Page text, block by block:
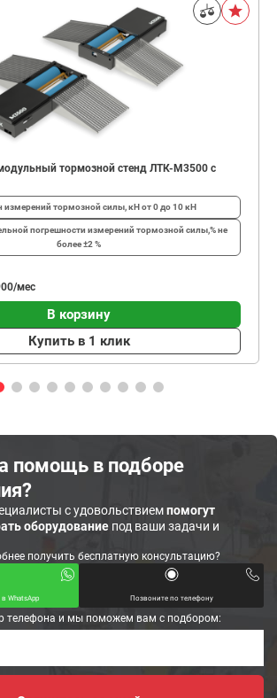
тормозной стенд ЛТК-М3500 с
измерений тормозной силы, кНот 0 до 10 кН
погрешности измерений тормозной силы,%не
более ±2 %
мес
В корзину
Купить в 1 клик
помощь в подборе
с удовольствиемпомогут
оборудование под ваши задачи и
получить бесплатную консультацию?
WhatsApp Позвоните по телефону
телефона и мы поможем вам с подбором: